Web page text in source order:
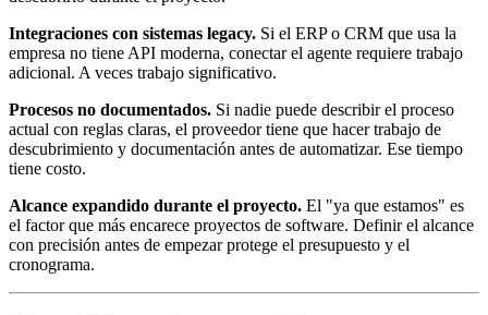
Integraciones con sistemas legacy. Si el ERP o CRM que usa la
empresa no tiene API moderna, conectar el agente requiere trabajo
adicional. A veces trabajo significativo.
Procesos no documentados. Si nadie puede describir el proceso
actual con reglas claras, el proveedor tiene que hacer trabajo de
descubrimiento y documentación antes de automatizar. Ese tiempo
tiene costo.
Alcance expandido durante el proyecto. El "ya que estamos" es
el factor que más encarece proyectos de software. Definir el alcance
con precisión antes de empezar protege el presupuesto y el
cronograma.